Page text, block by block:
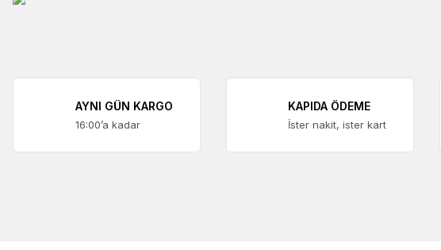
AYNI GÜN KARGO
16:00’a kadar
KAPIDA ÖDEME
İster nakit, ister kart